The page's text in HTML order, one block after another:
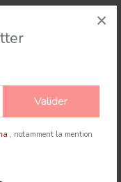
Valider
, notamment la mention
×
Maritimes